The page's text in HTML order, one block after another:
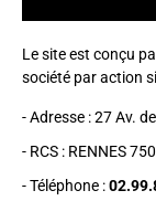
Le site est conçu
société par action
-Adresse : 27 Av.
- RCS : RENNES
- Téléphone :